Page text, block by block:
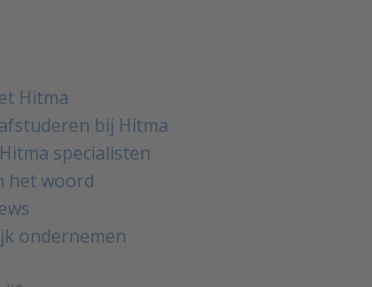
Hitma
bij Hitma
specialisten
het woord
ondernemen